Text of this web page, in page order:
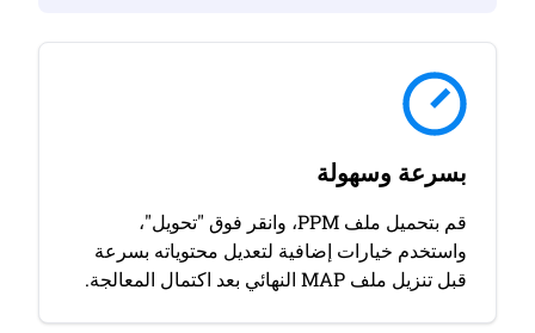
بسرعة وسهولة
قم بتحميل ملف PPM، وانقر فوق "تحويل"،
واستخدم خيارات إضافية لتعديل محتوياته بسرعة
قبل تنزيل ملف MAP النهائي بعد اكتمال المعالجة.